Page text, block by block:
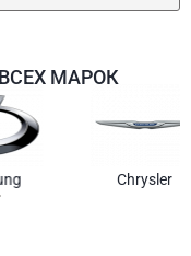
МАРОК
Gmc